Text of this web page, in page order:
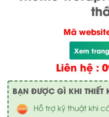
Mã
Xem
Liên hệ :
BẠN ĐƯỢC GÌ KHI THIẾT
Hỗ trợ kỹ thuật khi